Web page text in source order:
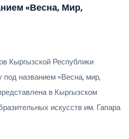
«Весна, Мир,
Кыргызской Республики
под названием «Весна, мир,
в Кыргызском
искусств им. Гапара